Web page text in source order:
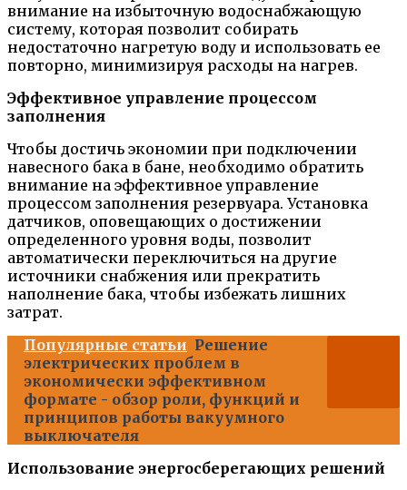
внимание на избыточную водоснабжающую
систему, которая позволит собирать
недостаточно нагретую воду и использовать ее
повторно, минимизируя расходы на нагрев.
Эффективное управление процессом
заполнения
Чтобы достичь экономии при подключении
навесного бака в бане, необходимо обратить
внимание на эффективное управление
процессом заполнения резервуара. Установка
датчиков, оповещающих о достижении
определенного уровня воды, позволит
автоматически переключиться на другие
источники снабжения или прекратить
наполнение бака, чтобы избежать лишних
затрат.
Популярные статьи Решение
электрических проблем в
экономически эффективном
формате - обзор роли, функций и
принципов работы вакуумного
выключателя
Использование энергосберегающих решений